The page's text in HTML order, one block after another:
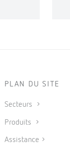
PLAN DU SITE
Secteurs
Produits
Assistance